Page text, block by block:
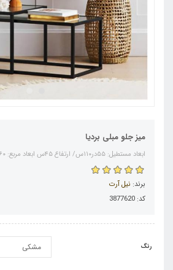
میز جلو مبلی بردیا
ابعاد مستطیل: ۵۵در۱۱۰س/ ارتفاع ۴۵س ابعاد مربع: ۶۰در۶۰س/ارتفاع ۵۰س
برند: نیل آرت
کد: 3877620
رنگ